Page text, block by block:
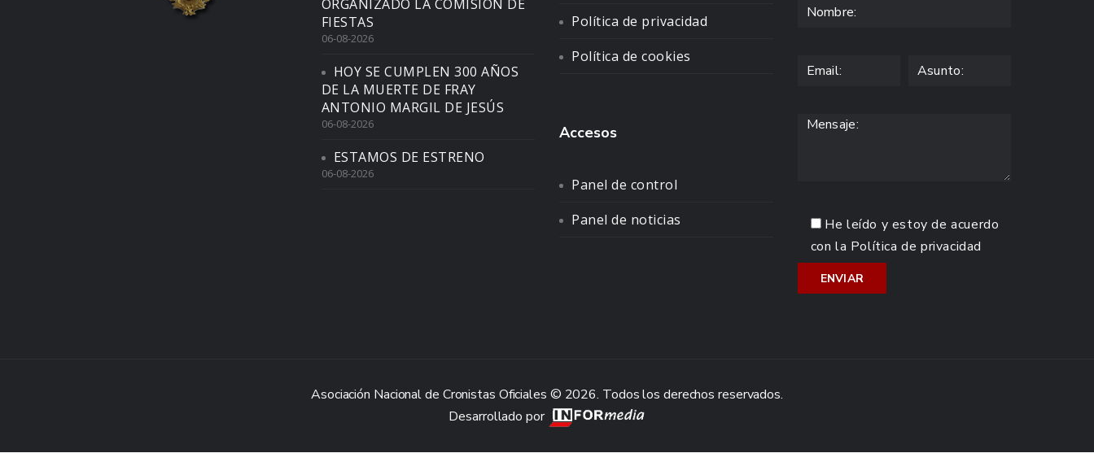
ORGANIZADO LA COMISIÓN DE
FIESTAS
06-08-2026
HOY SE CUMPLEN 300 AÑOS
DE LA MUERTE DE FRAY
ANTONIO MARGIL DE JESÚS
06-08-2026
ESTAMOS DE ESTRENO
06-08-2026
Política de privacidad
Política de cookies
Accesos
Panel de control
Panel de noticias
He leído y estoy de acuerdo
con la Política de privacidad
Asociación Nacional de Cronistas Oficiales © 2026. Todos los derechos reservados.
Desarrollado por